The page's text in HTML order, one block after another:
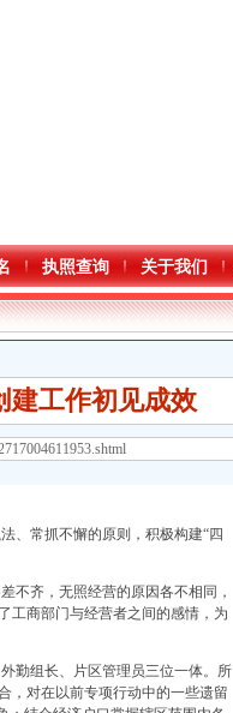
执照查询 关于我们
建工作初见成效
、常抓不懈的原则，积极构建“四
不齐，无照经营的原因各不相同，
工商部门与经营者之间的感情，为
勤组长、片区管理员三位一体。所
，对在以前专项行动中的一些遗留